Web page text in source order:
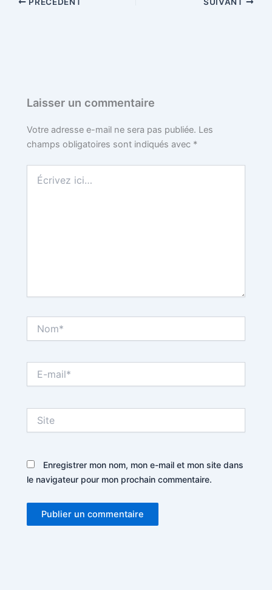
Laisser un commentaire
Votre adresse e-mail ne sera pas publiée. Les
champs obligatoires sont indiqués avec *
ici…
mail*
Enregistrer mon nom, mon e-mail et mon site dans
le navigateur pour mon prochain commentaire.